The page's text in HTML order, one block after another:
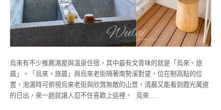
烏來有不少推薦湯屋與溫泉住宿，其中最有文青味的就是「烏來。旅
晨」。「烏來。旅晨」與烏來老街隔著南勢溪對望，位在制高點的位
置，泡湯時可俯視烏來老街與欣賞無敵的山景，清晨又能看到霞光萬道
的日出，來一趟就讓人忍不住喜歡上這裡。 烏來…